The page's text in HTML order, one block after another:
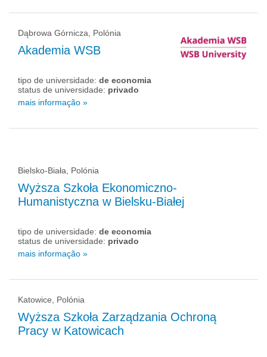
Dąbrowa Górnicza, Polónia
Akademia WSB
tipo de universidade: de economia
status de universidade: privado
mais informação »
Bielsko-Biała, Polónia
Wyższa Szkoła Ekonomiczno-
Humanistyczna w Bielsku-Białej
tipo de universidade: de economia
status de universidade: privado
mais informação »
Katowice, Polónia
Wyższa Szkoła Zarządzania Ochroną
Pracy w Katowicach